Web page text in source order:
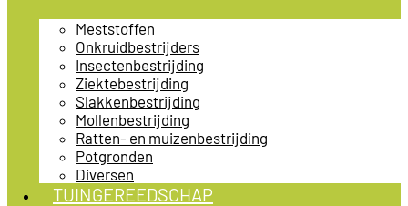
Meststoffen
Onkruidbestrijders
Insectenbestrijding
Ziektebestrijding
Slakkenbestrijding
Mollenbestrijding
Ratten- en muizenbestrijding
Potgronden
Diversen
TUINGEREEDSCHAP